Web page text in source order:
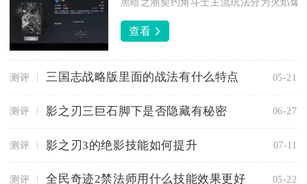
查看
测评 三国志战略版里面的战法有什么特点 05-21
测评 影之刃三巨石脚下是否隐藏有秘密 06-27
测评 影之刃3的绝影技能如何提升 07-11
测评 全民奇迹2禁法师用什么技能效果更好 05-22